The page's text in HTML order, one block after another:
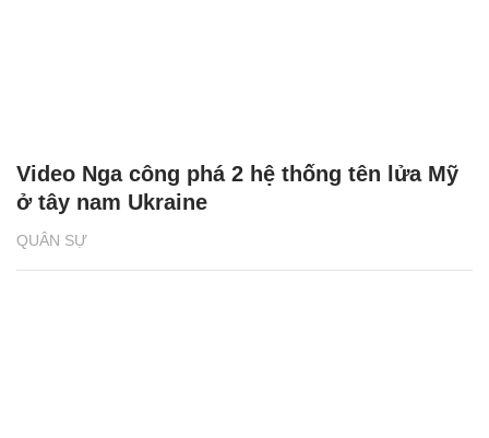
QUÂN SỰ
Video Nga công phá 2 hệ thống tên lửa Mỹ
ở tây nam Ukraine